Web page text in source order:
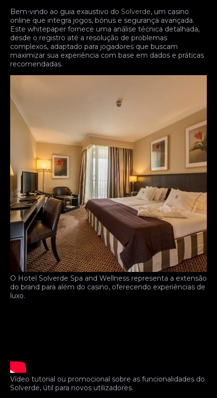
Bem-vindo ao guia exaustivo do Solverde, um casino
online que integra jogos, bónus e segurança avançada.
Este whitepaper fornece uma análise técnica detalhada,
desde o registro até a resolução de problemas
complexos, adaptado para jogadores que buscam
maximizar sua experiência com base em dados e práticas
recomendadas.
O Hotel Solverde Spa and Wellness representa a extensão
do brand para além do casino, oferecendo experiências de
luxo.
Vídeo tutorial ou promocional sobre as funcionalidades do
Solverde, útil para novos utilizadores.